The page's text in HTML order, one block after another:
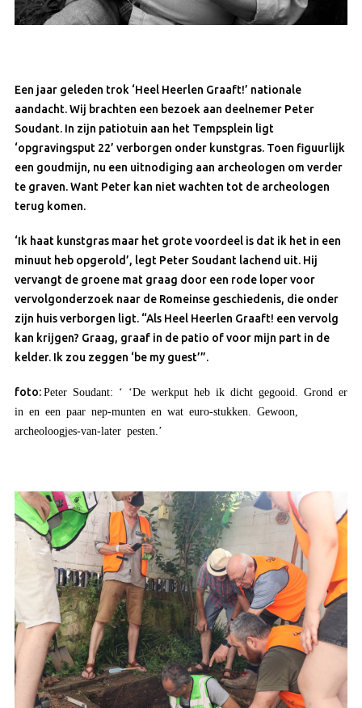
Een jaar geleden trok ‘Heel Heerlen Graaft!’ nationale
aandacht. Wij brachten een bezoek aan deelnemer Peter
Soudant. In zijn patiotuin aan het Tempsplein ligt
‘opgravingsput 22’ verborgen onder kunstgras. Toen figuurlijk
een goudmijn, nu een uitnodiging aan archeologen om verder
te graven. Want Peter kan niet wachten tot de archeologen
terug komen.
‘Ik haat kunstgras maar het grote voordeel is dat ik het in een
minuut heb opgerold’, legt Peter Soudant lachend uit. Hij
vervangt de groene mat graag door een rode loper voor
vervolgonderzoek naar de Romeinse geschiedenis, die onder
zijn huis verborgen ligt. “Als Heel Heerlen Graaft! een vervolg
kan krijgen? Graag, graaf in de patio of voor mijn part in de
kelder. Ik zou zeggen ‘be my guest’”.
foto: Peter Soudant: ‘ ‘De werkput heb ik dicht gegooid. Grond er
in en een paar nep-munten en wat euro-stukken. Gewoon,
archeoloogjes-van-later pesten.’